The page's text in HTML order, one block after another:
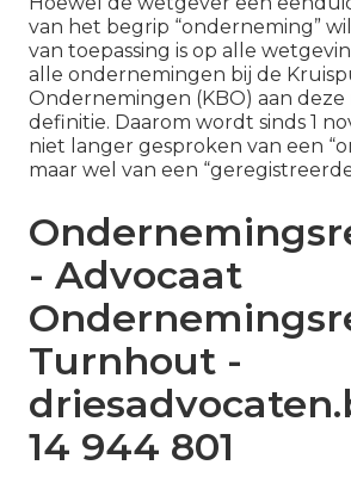
van het begrip “onderneming”
van toepassing is op alle
alle ondernemingen bij de
Ondernemingen (KBO) aan deze
definitie. Daarom wordt sinds 1
niet langer gesproken van een
maar wel van een
- Advocaat
Turnhout -
14 944 801